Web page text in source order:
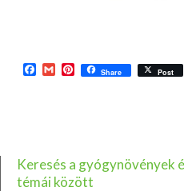
Facebook
GmailPinterest
Share Post
Keresés a gyógynövények
témái között